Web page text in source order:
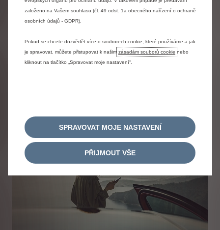
založeno na Vašem souhlasu (čl. 49 odst. 1a obecného nařízení o ochraně
osobních údajů - GDPR).
Pokud se chcete dozvědět více o souborech cookie, které používáme a jak
je spravovat, můžete přistupovat k našim zásadám souborů cookie nebo
kliknout na tlačítko „Spravovat moje nastavení“.
SPRAVOVAT MOJE NASTAVENÍ
PŘIJMOUT VŠE